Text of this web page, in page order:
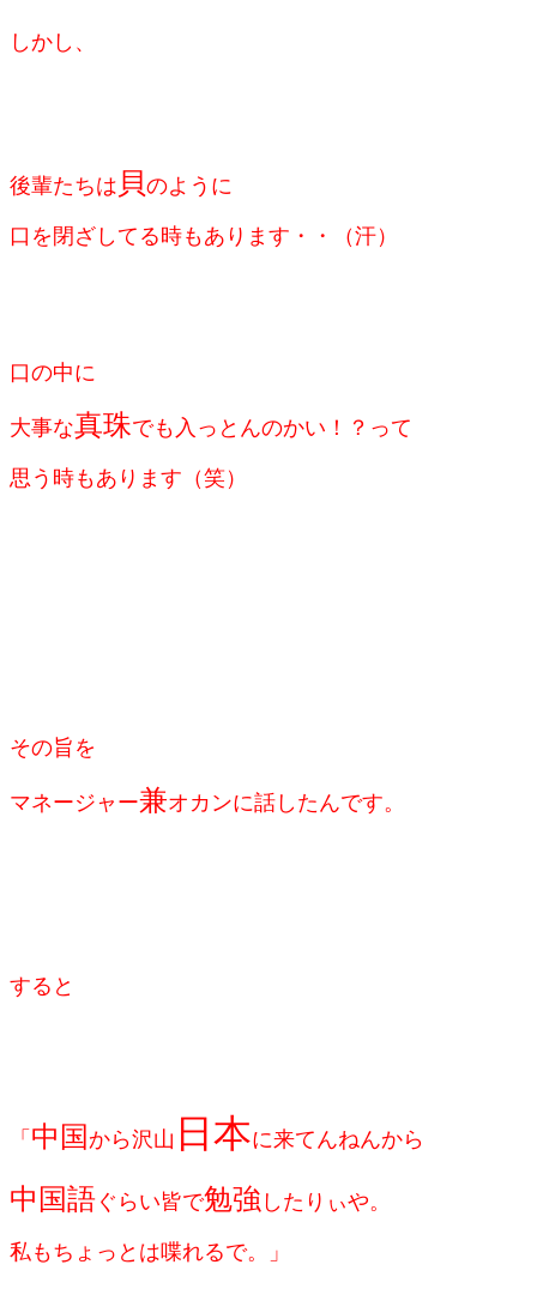
しかし、
後輩たちは 貝のように
口を閉ざしてる時もあります・・（汗）
口の中に
大事な真珠でも入っとんのかい！？って
思う時もあります（笑）
その旨を
マネージャー兼オカンに話したんです。
すると
「 中国 から沢山 日本に来てんねんから
中国語 ぐらい皆で勉強 したりぃや。
私もちょっとは喋れるで。」